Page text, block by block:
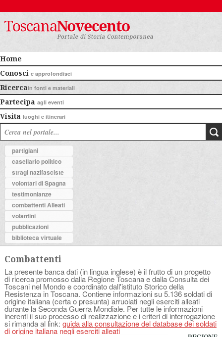
Home
Conosci e approfondisci
Ricercain fonti e materiali
Partecipa agli eventi
Visita luoghi e itinerari
partigiani
casellario politico
stragi nazifasciste
volontari di Spagna
testimonianze
combattenti Alleati
volantini
pubblicazioni
biblioteca virtuale
Combattenti
La presente banca dati (in lingua inglese) è il frutto di un progetto
di ricerca promosso dalla Regione Toscana e dalla Consulta dei
Toscani nel Mondo e coordinato dall'istituto Storico della
Resistenza in Toscana. Contiene informazioni su 5.136 soldati di
origine italiana (certa o presunta) arruolati negli eserciti alleati
durante la Seconda Guerra Mondiale. Per tutte le informazioni
inerenti il suo processo di realizzazione e i criteri di interrogazione
si rimanda al link: guida alla consultazione del database dei soldati
di origine italiana negli eserciti alleati